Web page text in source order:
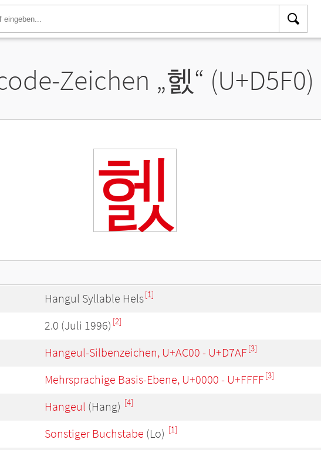
Zeichen „헰“ (U+D5F0)
헰
Hangul Syllable Hels[1]
2.0 (Juli 1996) [2]
Hangeul-Silbenzeichen, U+AC00 - U+D7AF[3]
Mehrsprachige Basis-Ebene, U+0000 - U+FFFF[3]
Hangeul (Hang) [4]
Sonstiger Buchstabe (Lo) [1]